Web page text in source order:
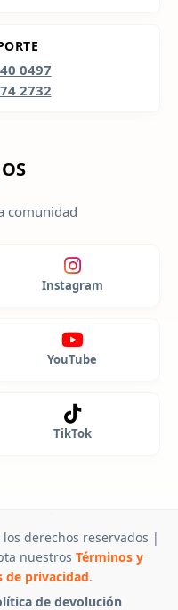
0497
2732
comunidad
Instagram
YouTube
TikTok
los derechos reservados |
nuestros Términos y
de privacidad.
de devolución